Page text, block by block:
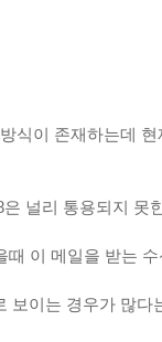
식이 존재하는데
널리 통용되지 못
때 이 메일을 받는
보이는 경우가 많다